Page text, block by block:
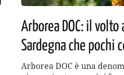
Arborea DOC: il
Sardegna che pochi
Arborea DOC è una